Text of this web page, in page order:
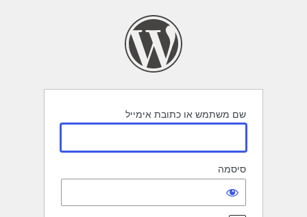
שם משתמש או כתובת אימייל
סיסמה